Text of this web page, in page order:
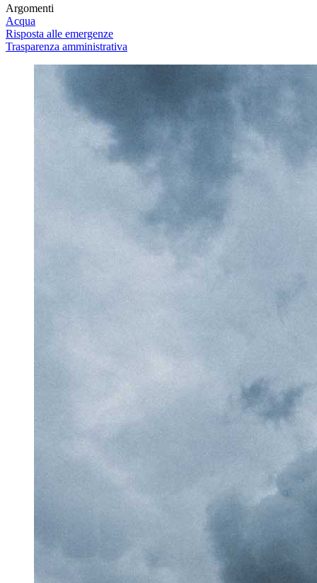
Argomenti
Acqua
Risposta alle emergenze
Trasparenza amministrativa